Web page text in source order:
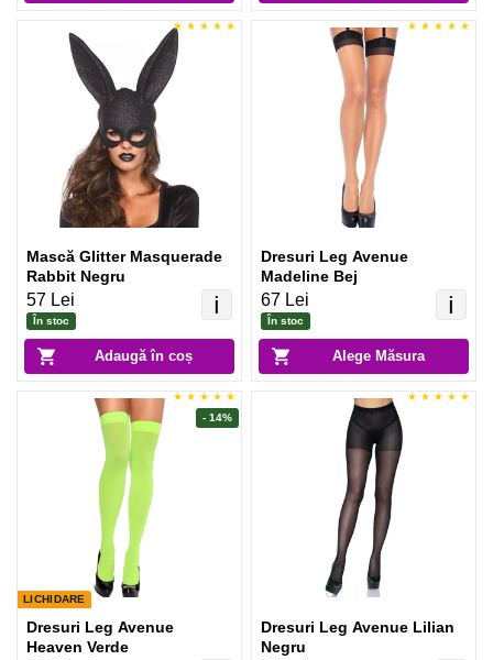
Adaugă în coș
ℹ️
Mască Glitter Masquerade
Rabbit Negru
57 Lei
În stoc
Alege Măsura
ℹ️
Dresuri Leg Avenue
Madeline Bej
67 Lei
În stoc
LICHIDARE
Dresuri Leg Avenue
Heaven Verde
- 14%
Dresuri Leg Avenue Lilian
Negru